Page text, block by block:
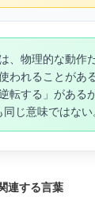
、物理的な動作
われることがあ
転する」がある
じ意味ではない
連する言葉